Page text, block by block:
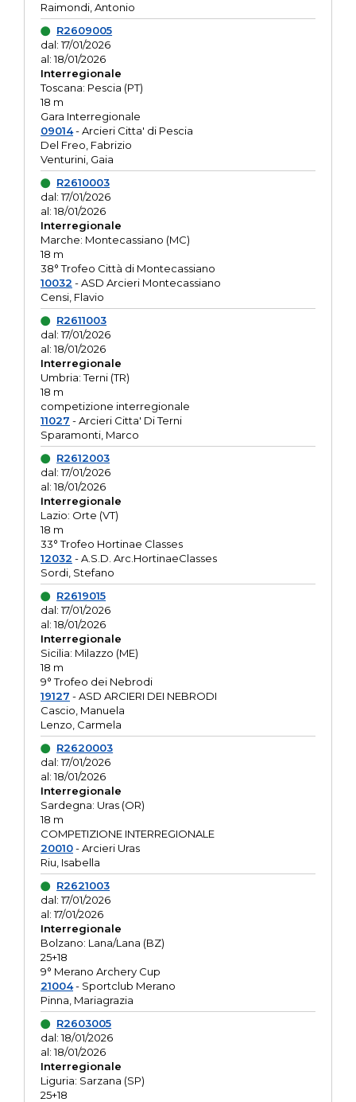
Raimondi, Antonio
R2609005
dal: 17/01/2026
al: 18/01/2026
Interregionale
Toscana: Pescia (PT)
18 m
Gara Interregionale
09014- Arcieri Citta' di Pescia
Del Freo, Fabrizio
Venturini, Gaia
R2610003
dal: 17/01/2026
al: 18/01/2026
Interregionale
Marche: Montecassiano (MC)
18 m
38° Trofeo Città di Montecassiano
10032 - ASD Arcieri Montecassiano
Censi, Flavio
R2611003
dal: 17/01/2026
al: 18/01/2026
Interregionale
Umbria: Terni (TR)
18 m
competizione interregionale
11027 - Arcieri Citta' Di Terni
Sparamonti, Marco
R2612003
dal: 17/01/2026
al: 18/01/2026
Interregionale
Lazio: Orte (VT)
18 m
33° Trofeo Hortinae Classes
12032 - A.S.D. Arc.HortinaeClasses
Sordi, Stefano
R2619015
dal: 17/01/2026
al: 18/01/2026
Interregionale
Sicilia: Milazzo (ME)
18 m
9° Trofeo dei Nebrodi
19127 - ASD ARCIERI DEI NEBRODI
Cascio, Manuela
Lenzo, Carmela
R2620003
dal: 17/01/2026
al: 18/01/2026
Interregionale
Sardegna: Uras (OR)
18 m
COMPETIZIONE INTERREGIONALE
20010- Arcieri Uras
Riu, Isabella
R2621003
dal: 17/01/2026
al: 17/01/2026
Interregionale
Bolzano: Lana/Lana (BZ)
25+18
9° Merano Archery Cup
21004- Sportclub Merano
Pinna, Mariagrazia
R2603005
dal: 18/01/2026
al: 18/01/2026
Interregionale
Liguria: Sarzana (SP)
25+18